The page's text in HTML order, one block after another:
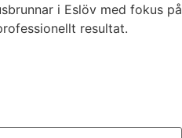
i Eslöv med fokus på
resultat.